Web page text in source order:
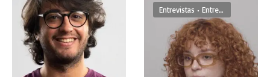
Entrevistas • Entrevistas De Frente